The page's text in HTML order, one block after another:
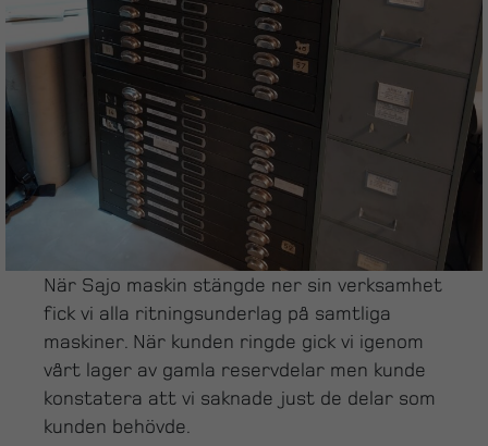
När Sajo maskin stängde ner sin verksamhet
fick vi alla ritningsunderlag på samtliga
maskiner. När kunden ringde gick vi igenom
vårt lager av gamla reservdelar men kunde
konstatera att vi saknade just de delar som
kunden behövde.